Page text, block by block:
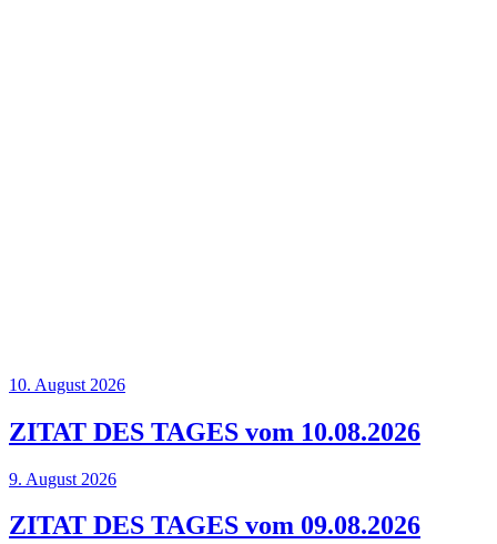
10. August 2026
ZITAT DES TAGES vom 10.08.2026
9. August 2026
ZITAT DES TAGES vom 09.08.2026